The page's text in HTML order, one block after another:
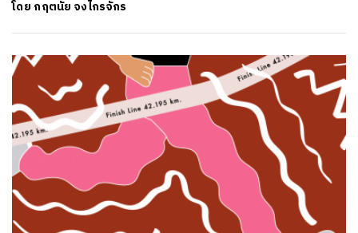
โดย กฤตนัย จงไกรจักร